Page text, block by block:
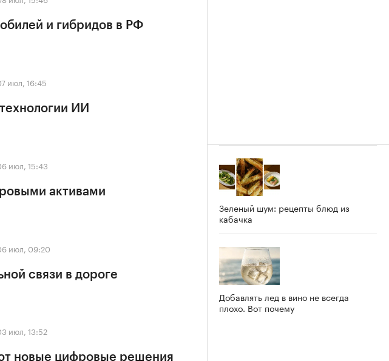
и гибридов в РФ
июл, 16:45
ИИ
июл, 15:43
активами
июл, 09:20
связи в дороге
июл, 13:52
новые цифровые решения
Зеленый шум: рецепты блюд из
кабачка
Добавлять лед в вино не всегда
плохо. Вот почему